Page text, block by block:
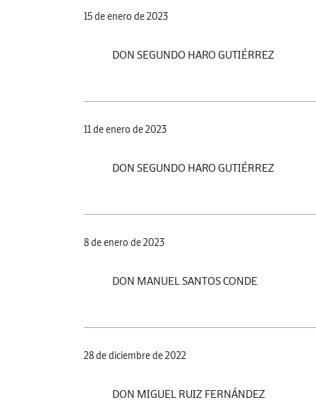
15 de enero de 2023
DON SEGUNDO HARO GUTIÉRREZ
11 de enero de 2023
DON SEGUNDO HARO GUTIÉRREZ
8 de enero de 2023
DON MANUEL SANTOS CONDE
28 de diciembre de 2022
DON MIGUEL RUIZ FERNÁNDEZ